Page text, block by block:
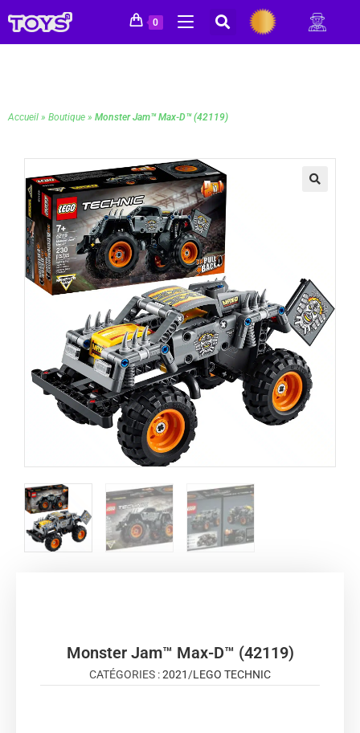
0
Accueil » Boutique » Monster Jam™ Max-D™ (42119)
Monster Jam™ Max-D™ (42119)
CATÉGORIES :2021/LEGO TECHNIC